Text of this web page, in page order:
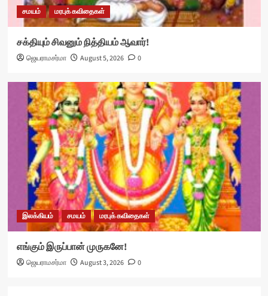
சமயம் மரபுக் கவிதைகள்
சக்தியும் சிவனும் நித்தியம் ஆவார்!
ஜெயராமசர்மா August 5, 2026 0
இலக்கியம் சமயம் மரபுக் கவிதைகள்
எங்கும் இருப்பான் முருகனே!
ஜெயராமசர்மா August 3, 2026 0